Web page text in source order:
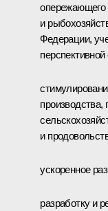
опережающего
и
Федерации,
производства,
и
ускоренное
разработку и